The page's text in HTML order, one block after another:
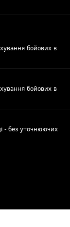
бойових в
бойових в
- без уточнюючих